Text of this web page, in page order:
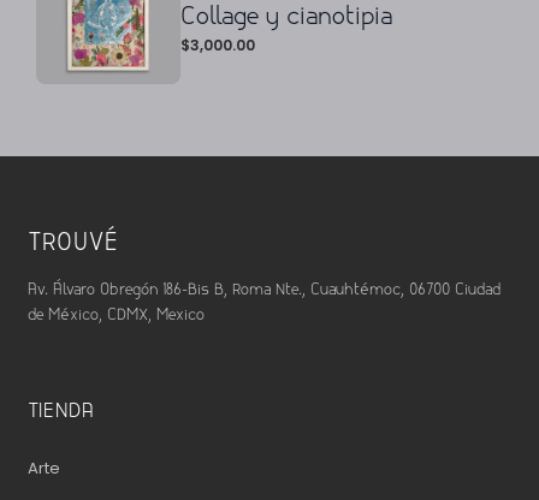
Collage y cianotipia
$3,000.00
TROUVÉ
Av. Álvaro Obregón 186-Bis B, Roma Nte., Cuauhtémoc, 06700 Ciudad
de México, CDMX, Mexico
TIENDA
Arte